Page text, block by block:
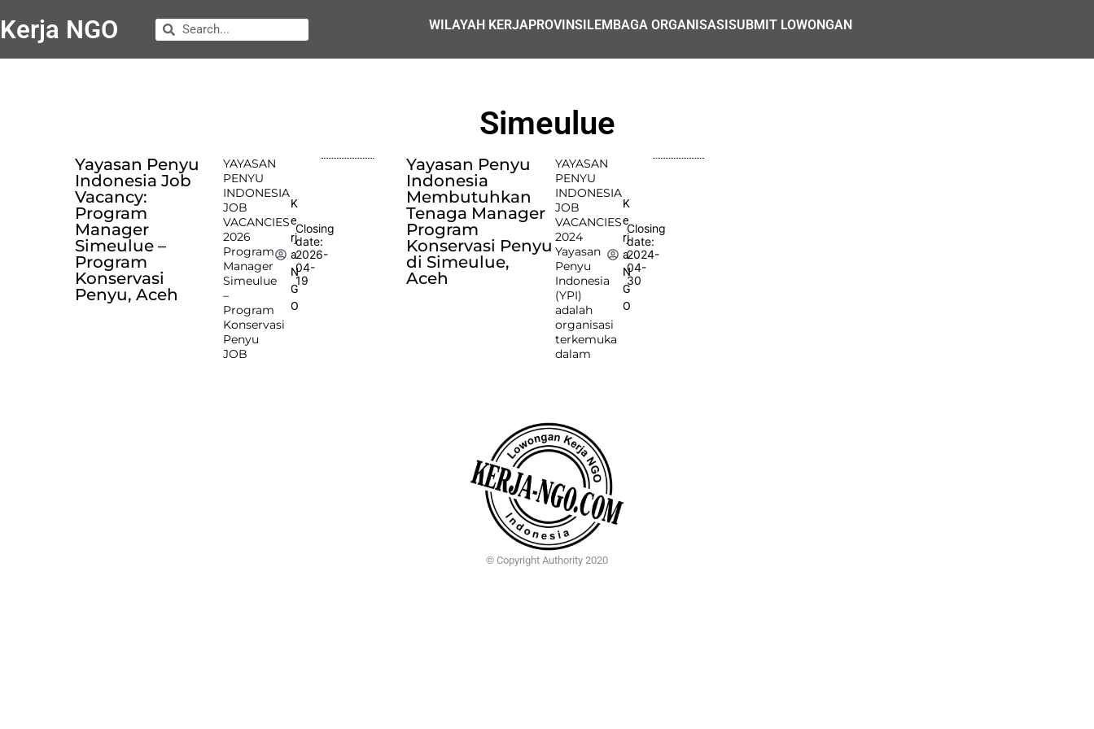
Kerja NGO WILAYAH KERJAPROVINSILEMBAGA ORGANISASISUBMIT LOWONGAN
Simeulue
Yayasan Penyu
Indonesia Job
Vacancy:
Program
Manager
Simeulue –
Program
Konservasi
Penyu, Aceh
YAYASAN
PENYU
INDONESIA
JOB
VACANCIES
2026
Program
Manager
Simeulue
–
Program
Konservasi
Penyu
JOB
K
e
rj
a
N
G
O
Closing
date:
2026-
04-
19
Yayasan Penyu
Indonesia
Membutuhkan
Tenaga Manager
Program
Konservasi Penyu
di Simeulue,
Aceh
YAYASAN
PENYU
INDONESIA
JOB
VACANCIES
2024
Yayasan
Penyu
Indonesia
(YPI)
adalah
organisasi
terkemuka
dalam
K
e
rj
a
N
G
O
Closing
date:
2024-
04-
30
© Copyright Authority 2020